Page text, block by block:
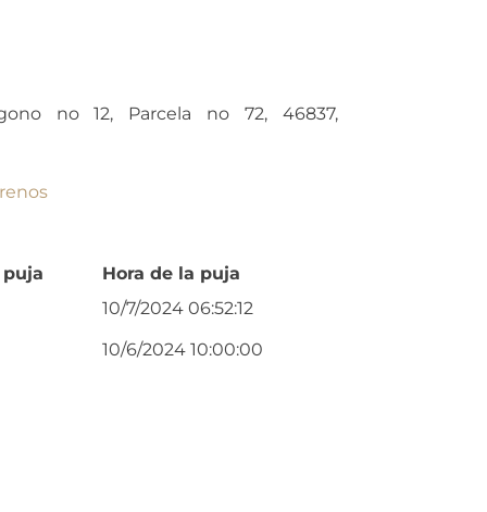
no 12, Parcela no 72, 46837,
Hora de la puja
10/7/2024 06:52:12
10/6/2024 10:00:00